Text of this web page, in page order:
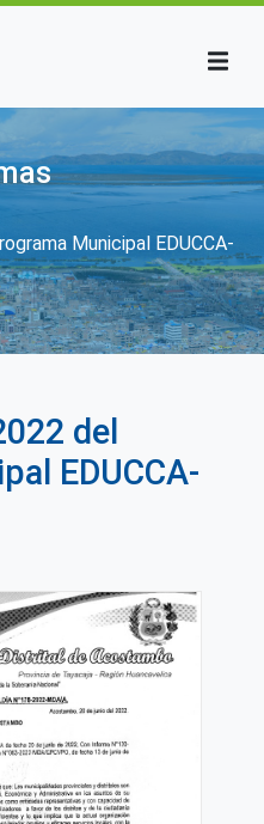
de ayuda a la
Municipal EDUCCA-
del
EDUCCA-